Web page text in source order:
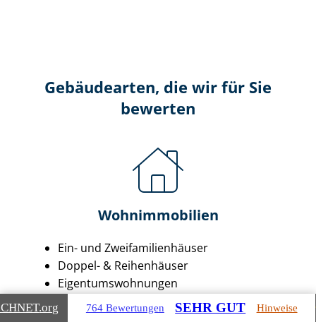
Gebäudearten, die wir für Sie
bewerten
Wohnimmobilien
Ein- und Zwei­fa­mi­li­en­häu­ser
Doppel- & Reihenhäuser
Ei­gen­tums­woh­nun­gen
Mehr­fa­mi­li­en­häu­ser
Wohn- & Geschäftshäuser
.org 764 Bewertungen SEHR GUT Hinweise